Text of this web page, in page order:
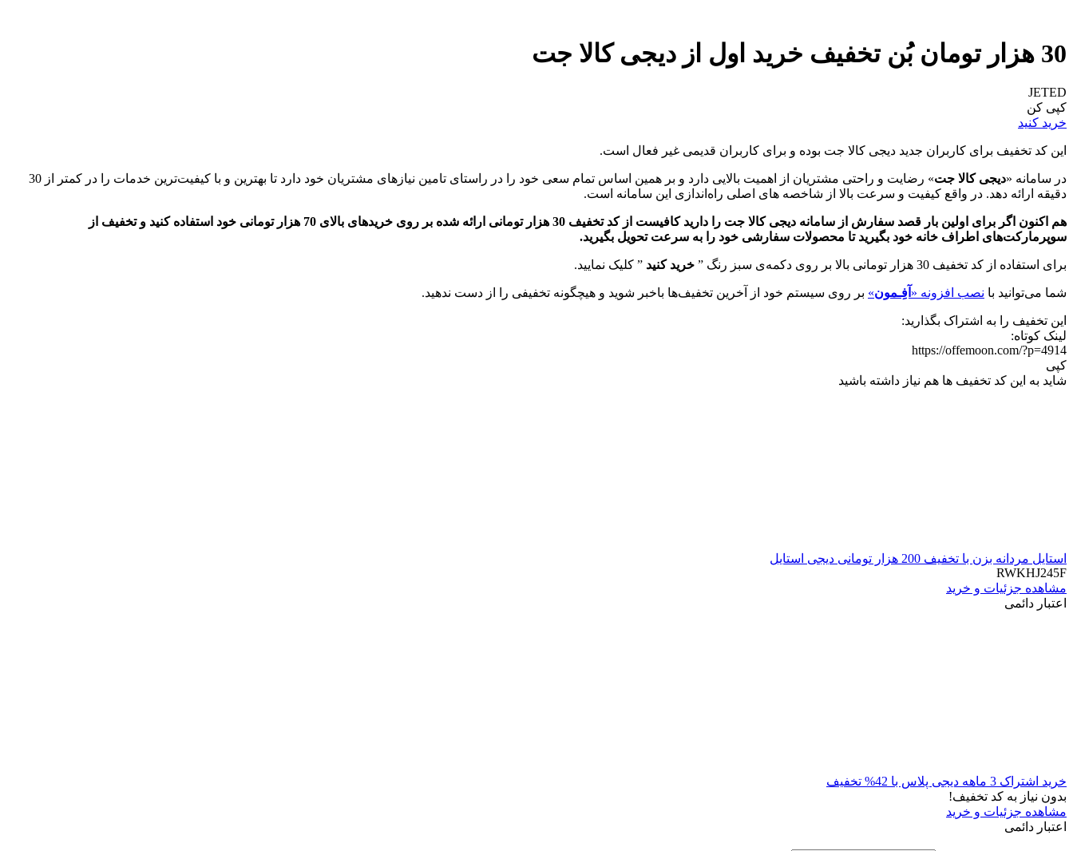
30 هزار تومان بُن تخفیف خرید اول از دیجی کالا جت
JETED
کپی کن
خرید کنید
این کد تخفیف برای کاربران جدید دیجی کالا جت بوده و برای کاربران قدیمی غیر فعال است.
در سامانه «دیجی کالا جت
» رضایت و راحتی مشتریان از اهمیت بالایی دارد و بر همین اساس تمام سعی خود را در راستای تامین نیازهای مشتریان خود دارد تا بهترین و با کیفیت‌ترین خدمات را در کمتر از 30
دقیقه ارائه دهد. در واقع کیفیت و سرعت بالا از شاخصه های اصلی راه‌اندازی این سامانه است.
هم اکنون اگر برای اولین بار قصد سفارش از سامانه دیجی کالا جت را دارید کافیست از کد تخفیف 30 هزار تومانی ارائه شده بر روی خریدهای بالای 70 هزار تومانی خود استفاده کنید و تخفیف از
سوپرمارکت‌های اطراف خانه خود بگیرید تا محصولات سفارشی خود را به سرعت تحویل بگیرید.
برای استفاده از کد تخفیف 30 هزار تومانی بالا بر روی دکمه‌ی سبز رنگ ” خرید کنید ” کلیک نمایید.
شما می‌توانید با نصب افزونه « آفِـمون» بر روی سیستم خود از آخرین تخفیف‌ها باخبر شوید و هیچگونه تخفیفی را از دست ندهید.
این تخفیف را به اشتراک بگذارید:
لینک کوتاه:
https://offemoon.com/?p=4914
کپی
شاید به این کد تخفیف ها هم نیاز داشته باشید
استایل مردانه بزن با تخفیف 200 هزار تومانی دیجی استایل
RWKHJ245F
مشاهده جزئیات و خرید
اعتبار دائمی
خرید اشتراک 3 ماهه دیجی پلاس با 42% تخفیف
بدون نیاز به کد تخفیف!
مشاهده جزئیات و خرید
اعتبار دائمی